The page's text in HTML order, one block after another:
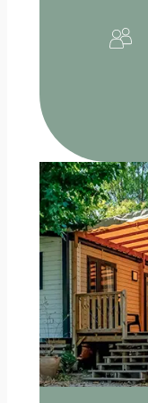
Lire la suite:
8